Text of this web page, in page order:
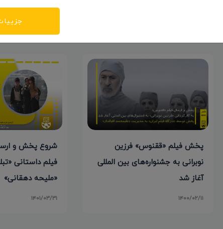
پخش فیلم «ققنوس» فرزین
نوبرانی به جشنواره‌های بین المللی
آغاز شد
۱۴۰۰/۰۲/۱۱
شروع پخش و
فیلم داستانی
«ملیحه دهقانی»
۱۴۰۱/۰۳/۳۱